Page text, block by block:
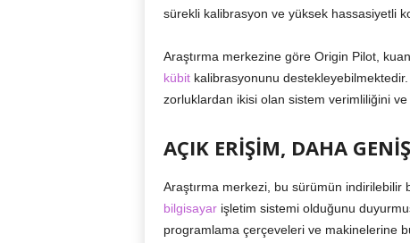
sürekli kalibrasyon ve yüksek hassasiyetli
Araştırma merkezine göre Origin Pilot,
kübitkalibrasyonunu
zorluklardan ikisi olan sistem verimliliğini ve
AÇIK ERİŞİM, DAHA
Araştırma merkezi, bu sürümün indirilebilir
bilgisayarişletim sistemi olduğunu
programlama çerçeveleri ve makinelerine